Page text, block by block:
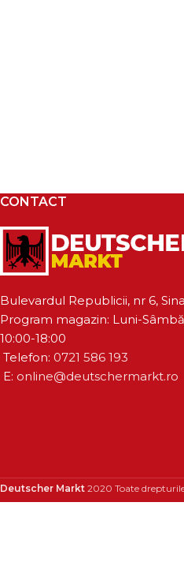
CONTACT
Bulevardul Republicii, nr 6,
Program magazin: Luni-
10:00-18:00
Telefon: 0721 586 193
E: online@deutschermarkt.ro
Deutscher Markt 2020 Toate